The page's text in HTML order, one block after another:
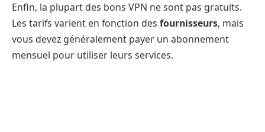
Enfin, la plupart des bons VPN ne sont pas gratuits.
Les tarifs varient en fonction des fournisseurs, mais
vous devez généralement payer un abonnement
mensuel pour utiliser leurs services.